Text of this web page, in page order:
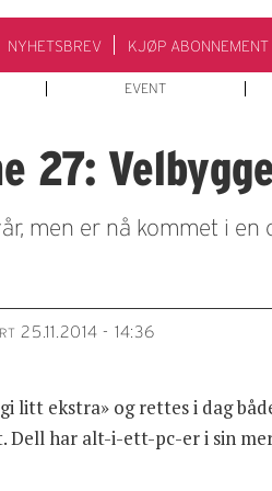
NYHETSBREV KJØP ABONNEMENT
EVENT
27:
men er nå kommet i
25.11.2014 - 14:36
litt ekstra» og rettes i dag
har alt-i-ett-pc-er i sin